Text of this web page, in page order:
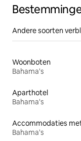
Andere soorten
Woonboten
Bahama's
Aparthotel
Bahama's
Accommodaties
Bahama's